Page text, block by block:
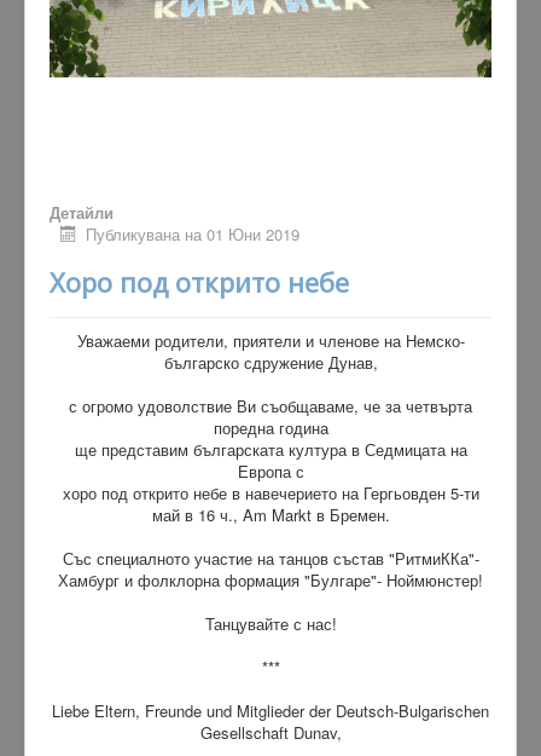
Детайли
Публикувана на 01 Юни 2019
Хоро под открито небе
Уважаеми родители, приятели и членове на Немско-
българско сдружение Дунав,
с огромо удоволствие Ви съобщаваме, че за четвърта
поредна година
ще представим българската култура в Седмицата на
Европа с
хоро под открито небе в навечерието на Гергьовден 5-ти
май в 16 ч., Am Markt в Бремен.
Със специалното участие на танцов състав "РитмиККа"-
Хамбург и фолклорна формация "Булгаре"- Ноймюнстер!
Танцувайте с нас!
***
Liebe Eltern, Freunde und Mitglieder der Deutsch-Bulgarischen
Gesellschaft Dunav,